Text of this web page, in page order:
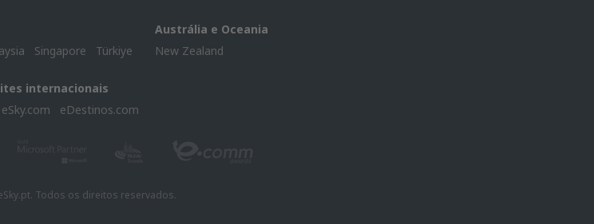
Singapore Türkiye
Austrália e Oceania
New Zealand
internacionais
eSky.com eDestinos.com
Todos os direitos reservados.